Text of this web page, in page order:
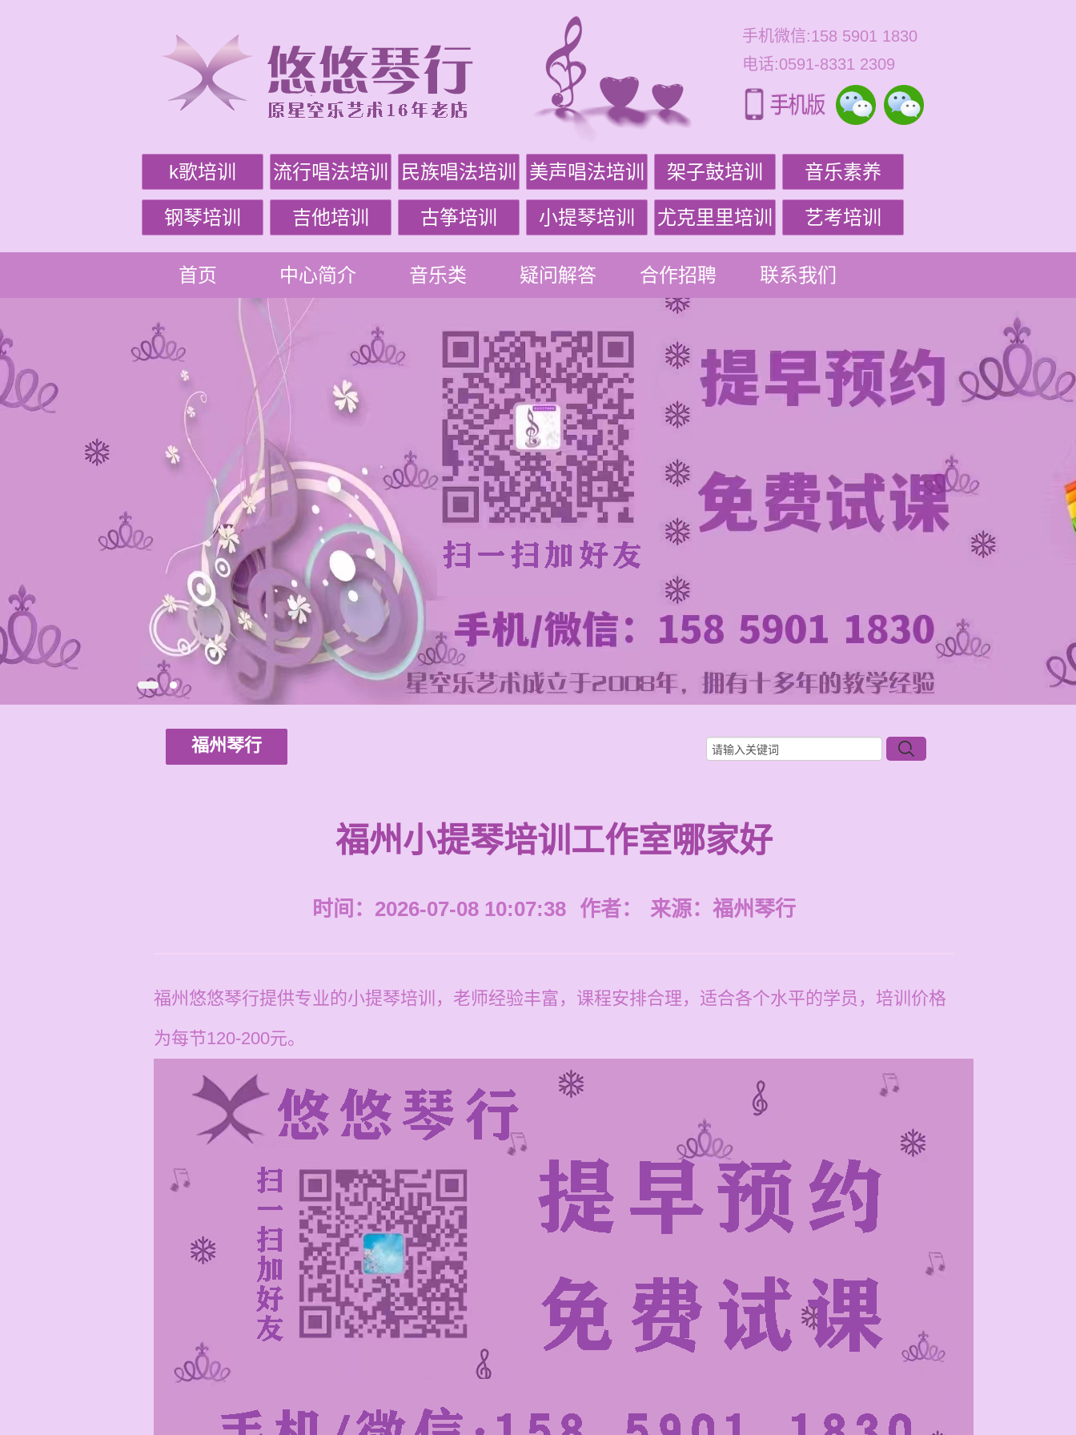
手机微信:158 5901 1830
电话:0591-8331 2309
k歌培训 流行唱法培训 民族唱法培训 美声唱法培训 架子鼓培训 音乐素养
钢琴培训 吉他培训 古筝培训 小提琴培训 尤克里里培训 艺考培训
首页 中心简介 音乐类 疑问解答 合作招聘 联系我们
福州琴行
福州小提琴培训工作室哪家好
时间：2026-07-08 10:07:38 作者： 来源： 福州琴行
福州悠悠琴行提供专业的小提琴培训，老师经验丰富，课程安排合理，适合各个水平的学员，培训价格
为每节120-200元。